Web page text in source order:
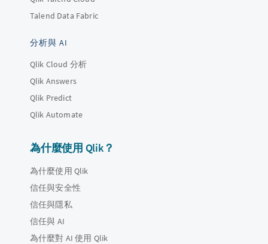
Talend Data Fabric
分析與 AI
Qlik Cloud 分析
Qlik Answers
Qlik Predict
Qlik Automate
為什麼使用 Qlik？
為什麼使用 Qlik
信任與安全性
信任與隱私
信任與 AI
為什麼對 AI 使用 Qlik